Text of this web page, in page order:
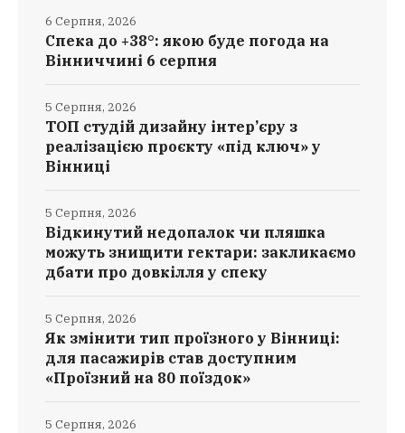
Спека до +38°: якою буде погода на
Вінниччині 6 серпня
6 Серпня, 2026
ТОП студій дизайну інтер’єру з
реалізацією проєкту «під ключ» у
Вінниці
5 Серпня, 2026
Відкинутий недопалок чи пляшка
можуть знищити гектари: закликаємо
дбати про довкілля у спеку
5 Серпня, 2026
Як змінити тип проїзного у Вінниці:
для пасажирів став доступним
«Проїзний на 80 поїздок»
5 Серпня, 2026
5 Серпня, 2026